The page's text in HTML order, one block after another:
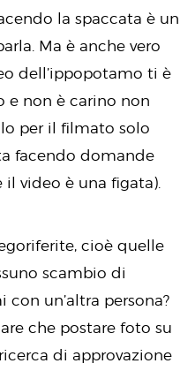
la spaccata è un
Ma è anche vero
dell’ippopotamo ti è
e non è carino non
per il filmato solo
facendo domande
video è una figata).
cioè quelle
scambio di
un’altra persona?
che postare foto su
di approvazione